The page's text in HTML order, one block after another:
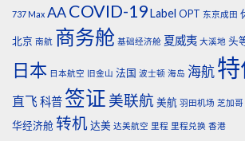
737 Max AACOVID-19Label OPT 东京成田
北京 南航 商务舱 基础经济舱 夏威夷 大溪地 头
日本 日本航空 旧金山 法国 波士顿 海岛 海航
直飞 科普 签证 美联航 美航 羽田机场 芝加哥
华经济舱 转机达美 达美航空 里程 里程兑换 香港